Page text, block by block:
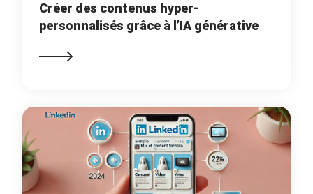
Créer des contenus hyper-
personnalisés grâce à l’IA générative